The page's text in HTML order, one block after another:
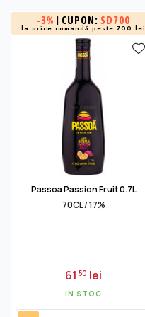
-3% | CUPON: SD700
la orice comandă peste 700 lei
Passoa Passion Fruit 0.7L
70CL / 17%
6150 lei
IN STOC